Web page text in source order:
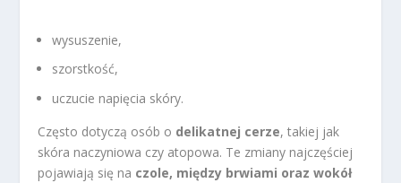
wysuszenie,
szorstkość,
uczucie napięcia skóry.
Często dotyczą osób o delikatnej cerze, takiej jak
skóra naczyniowa czy atopowa. Te zmiany najczęściej
pojawiają się na czole, między brwiami oraz wokół